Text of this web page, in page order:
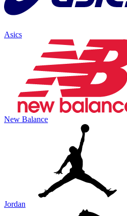
Asics
New Balance
Jordan